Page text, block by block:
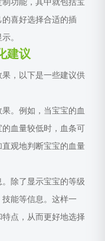
功能，其中就包括宝
喜好选择合适的插
。
建议
，以下是一些建议供
。例如，当宝宝的血
血量较低时，血条可
观地判断宝宝的血量
除了显示宝宝的等级
能等信息。这样一
点，从而更好地选择